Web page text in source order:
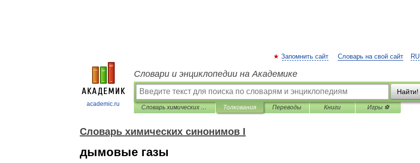
academic.ru
RU
Запомнить сайт Словарь на свой сайт
Словари и энциклопедии на Академике
Найти!
Cловарь химических синонимов I Толкования Переводы Книги Игры ⚽
Cловарь химических синонимов I
дымовые газы